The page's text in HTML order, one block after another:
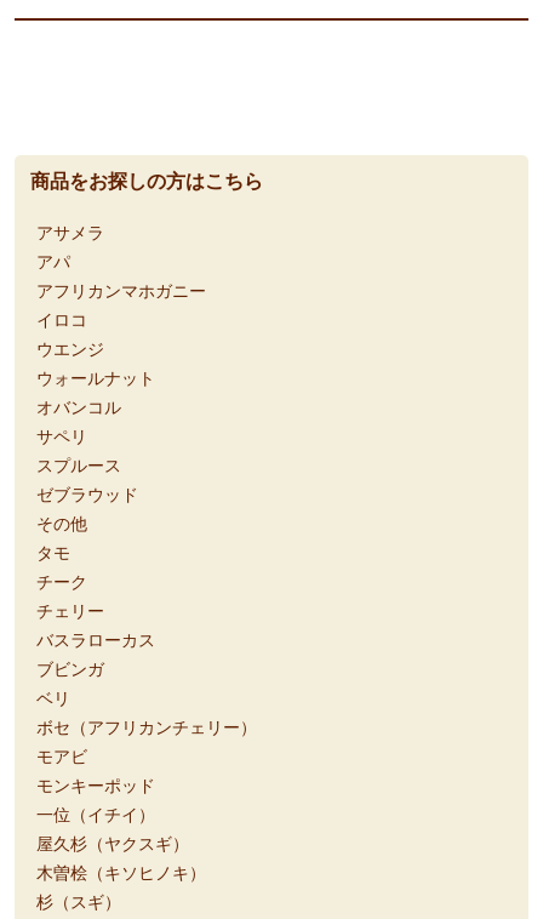
商品をお探しの方はこちら
アサメラ
アパ
アフリカンマホガニー
イロコ
ウエンジ
ウォールナット
オバンコル
サペリ
スプルース
ゼブラウッド
その他
タモ
チーク
チェリー
バスラローカス
ブビンガ
ベリ
ボセ（アフリカンチェリー）
モアビ
モンキーポッド
一位（イチイ）
屋久杉（ヤクスギ）
木曽桧（キソヒノキ）
杉（スギ）